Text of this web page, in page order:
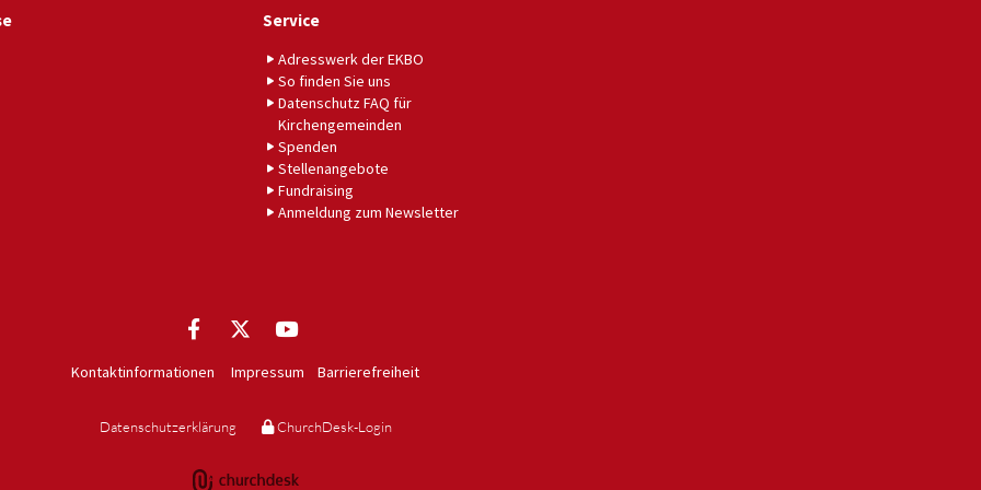
Service
Adresswerk der EKBO
So finden Sie uns
Datenschutz FAQ für
Kirchengemeinden
Spenden
Stellenangebote
Fundraising
Anmeldung zum Newsletter
Kontaktinformationen Impressum Barrierefreiheit
Datenschutzerklärung ChurchDesk-Login